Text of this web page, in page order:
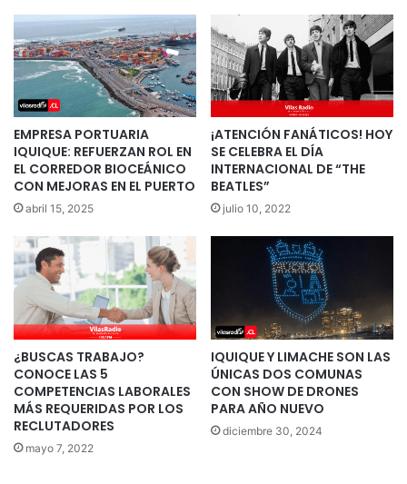
EMPRESA PORTUARIA
IQUIQUE: REFUERZAN ROL EN
EL CORREDOR BIOCEÁNICO
CON MEJORAS EN EL PUERTO
abril 15, 2025
¡ATENCIÓN FANÁTICOS! HOY
SE CELEBRA EL DÍA
INTERNACIONAL DE “THE
BEATLES”
julio 10, 2022
¿BUSCAS TRABAJO?
CONOCE LAS 5
COMPETENCIAS LABORALES
MÁS REQUERIDAS POR LOS
RECLUTADORES
mayo 7, 2022
IQUIQUE Y LIMACHE SON LAS
ÚNICAS DOS COMUNAS
CON SHOW DE DRONES
PARA AÑO NUEVO
diciembre 30, 2024